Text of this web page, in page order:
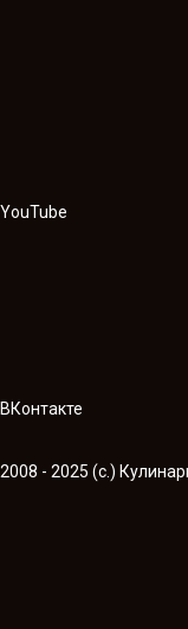
YouTube
ВКонтакте
2008 - 2025 (c.)